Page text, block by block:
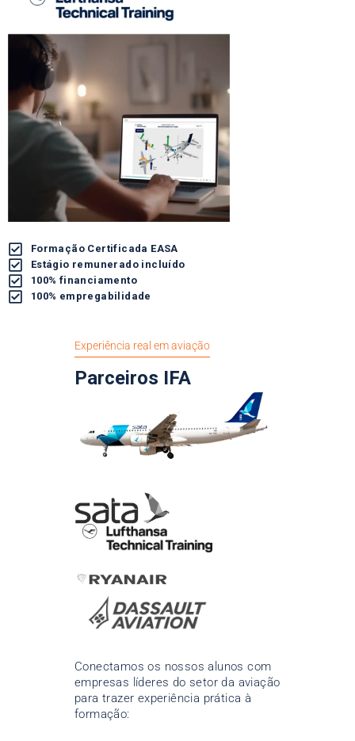
Formação Certificada EASA
Estágio remunerado incluído
100% financiamento
100% empregabilidade
Experiência real em aviação
Parceiros IFA
Conectamos os nossos alunos com
empresas líderes do setor da aviação
para trazer experiência prática à
formação: